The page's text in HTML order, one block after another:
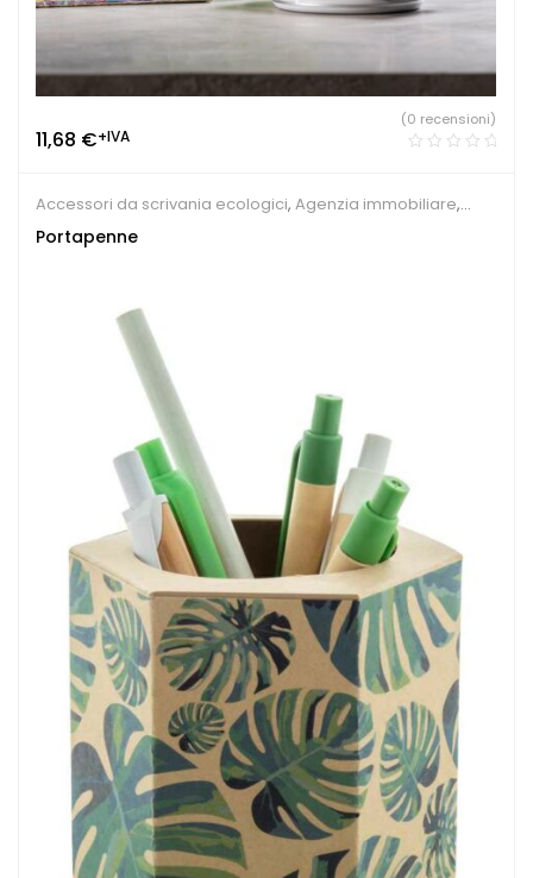
11,68 €+IVA
(0 recensioni)
Accessori da scrivania ecologici, Agenzia immobiliare,
Accessori per scrivania
Portapenne